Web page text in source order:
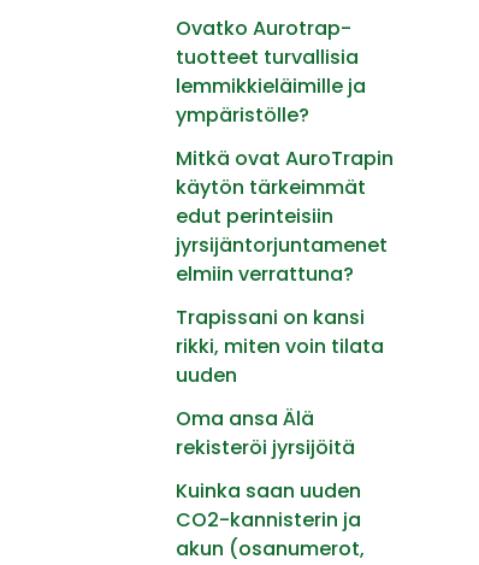
Ovatko Aurotrap-
tuotteet turvallisia
lemmikkieläimille ja
ympäristölle?
Mitkä ovat AuroTrapin
käytön tärkeimmät
edut perinteisiin
jyrsijäntorjuntamenet
elmiin verrattuna?
Trapissani on kansi
rikki, miten voin tilata
uuden
Oma ansa Älä
rekisteröi jyrsijöitä
Kuinka saan uuden
CO2-kannisterin ja
akun (osanumerot,